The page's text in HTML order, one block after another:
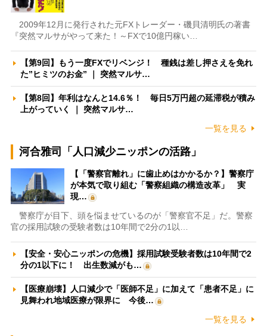
2009年12月に発行された元FXトレーダー・磯貝清明氏の著書
『突然マルサがやって来た！～FXで10億円稼い…
【第9回】もう一度FXでリベンジ！ 種銭は差し押さえを免れ
た”ヒミツのお金” ｜ 突然マルサ…
【第8回】年利はなんと14.6％！ 毎日5万円超の延滞税が積み
上がっていく ｜ 突然マルサ…
一覧を見る
河合雅司「人口減少ニッポンの活路」
【「警察官離れ」に歯止めはかかるか？】警察庁
が本気で取り組む「警察組織の構造改革」 実
現…
警察庁が目下、頭を悩ませているのが「警察官不足」だ。警察
官の採用試験の受験者数は10年間で2分の1以…
【安全・安心ニッポンの危機】採用試験受験者数は10年間で2
分の1以下に！ 出生数減がも…
【医療崩壊】人口減少で「医師不足」に加えて「患者不足」に
見舞われ地域医療が限界に 今後…
一覧を見る